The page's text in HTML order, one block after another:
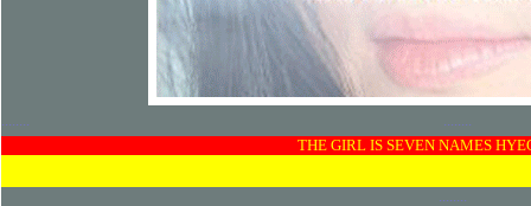
........
........
THE GIRL IS SEVEN NAMES
........